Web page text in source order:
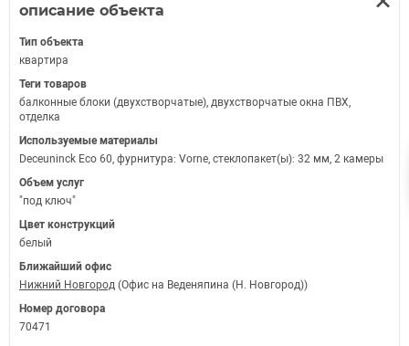
описание объекта
Тип объекта
квартира
Теги товаров
балконные блоки (двухстворчатые), двухстворчатые окна ПВХ,
отделка
Используемые материалы
Deceuninck Eco 60, фурнитура: Vorne, стеклопакет(ы): 32 мм, 2 камеры
Объем услуг
"под ключ"
Цвет конструкций
белый
Ближайший офис
Нижний Новгород (Офис на Веденяпина (Н. Новгород))
Номер договора
70471